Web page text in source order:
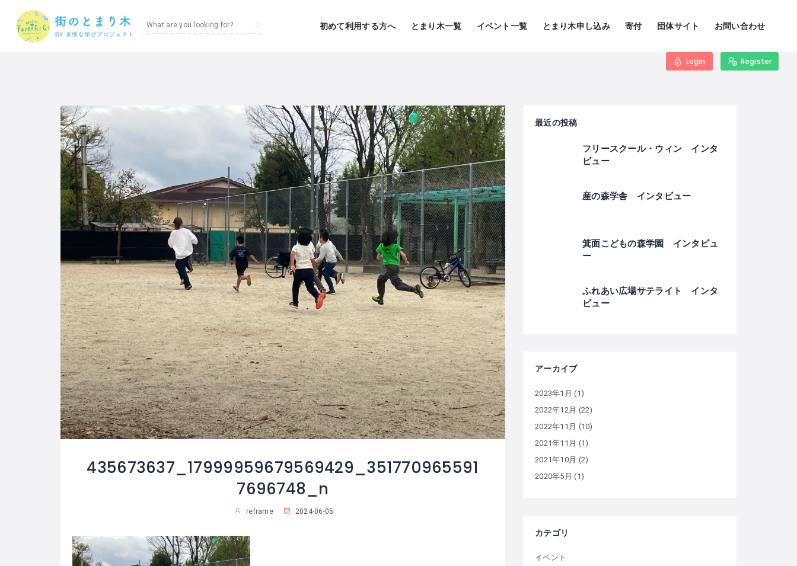
What are you looking for? 初めて利用する方へ とまり木一覧 イベント一覧 とまり木申し込み 寄付 団体サイト お問い合わせ
Login Register
435673637_17999959679569429_351770965591
7696748_n
reframe 2024-06-05
最近の投稿
フリースクール・ウィン インタ
ビュー
産の森学舎 インタビュー
箕面こどもの森学園 インタビュ
ー
ふれあい広場サテライト インタ
ビュー
アーカイブ
2023年1月 (1)
2022年12月 (22)
2022年11月 (10)
2021年11月 (1)
2021年10月 (2)
2020年5月 (1)
カテゴリ
イベント